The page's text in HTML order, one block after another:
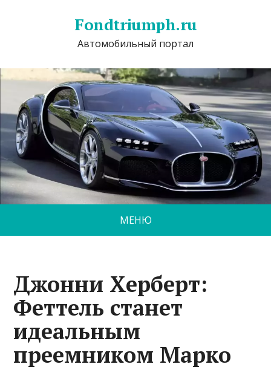
Fondtriumph.ru
Автомобильный портал
МЕНЮ
Джонни Херберт:
Феттель станет
идеальным
преемником Марко